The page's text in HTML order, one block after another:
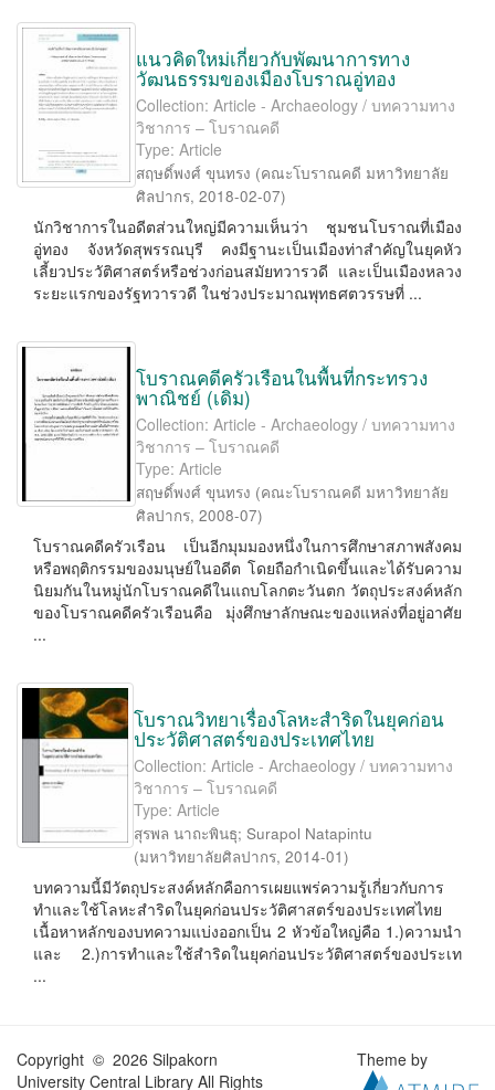
แนวคิดใหม่เกี่ยวกับพัฒนาการทาง
วัฒนธรรมของเมืองโบราณอู่ทอง
Collection: Article - Archaeology / บทความทาง
วิชาการ – โบราณคดี
Type: Article
สฤษดิ์พงศ์ ขุนทรง (คณะโบราณคดี มหาวิทยาลัย
ศิลปากร, 2018-02-07)
นักวิชาการในอดีตส่วนใหญ่มีความเห็นว่า ชุมชนโบราณที่เมือง
อู่ทอง จังหวัดสุพรรณบุรี คงมีฐานะเป็นเมืองท่าสำคัญในยุคหัว
เลี้ยวประวัติศาสตร์หรือช่วงก่อนสมัยทวารวดี และเป็นเมืองหลวง
ระยะแรกของรัฐทวารวดี ในช่วงประมาณพุทธศตวรรษที่ ...
โบราณคดีครัวเรือนในพื้นที่กระทรวง
พาณิชย์ (เดิม)
Collection: Article - Archaeology / บทความทาง
วิชาการ – โบราณคดี
Type: Article
สฤษดิ์พงศ์ ขุนทรง (คณะโบราณคดี มหาวิทยาลัย
ศิลปากร, 2008-07)
โบราณคดีครัวเรือน เป็นอีกมุมมองหนึ่งในการศึกษาสภาพสังคม
หรือพฤติกรรมของมนุษย์ในอดีต โดยถือกำเนิดขึ้นและได้รับความ
นิยมกันในหมู่นักโบราณคดีในแถบโลกตะวันตก วัตถุประสงค์หลัก
ของโบราณคดีครัวเรือนคือ มุ่งศึกษาลักษณะของแหล่งที่อยู่อาศัย
...
โบราณวิทยาเรื่องโลหะสำริดในยุคก่อน
ประวัติศาสตร์ของประเทศไทย
Collection: Article - Archaeology / บทความทาง
วิชาการ – โบราณคดี
Type: Article
สุรพล นาถะพินธุ;Surapol Natapintu
(มหาวิทยาลัยศิลปากร,2014-01)
บทความนี้มีวัตถุประสงค์หลักคือการเผยแพร่ความรู้เกี่ยวกับการ
ทำและใช้โลหะสำริดในยุคก่อนประวัติศาสตร์ของประเทศไทย
เนื้อหาหลักของบทความแบ่งออกเป็น 2 หัวข้อใหญ่คือ 1.)ความนำ
และ 2.)การทำและใช้สำริดในยุคก่อนประวัติศาสตร์ของประเท
...
Copyright © 2026 Silpakorn
University Central Library All Rights
Theme by